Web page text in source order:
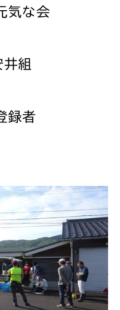
税金
な会
井組
録者